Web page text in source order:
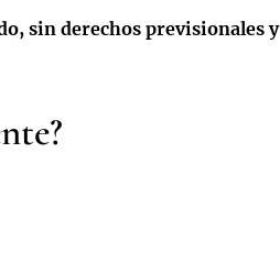
sin derechos previsionales y